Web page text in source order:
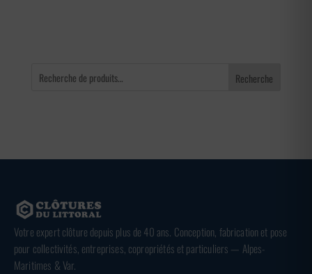
Recherche
Votre expert clôture depuis plus de 40 ans. Conception, fabrication et pose
pour collectivités, entreprises, copropriétés et particuliers — Alpes-
Maritimes & Var.